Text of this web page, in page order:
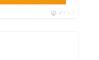
ポチップ